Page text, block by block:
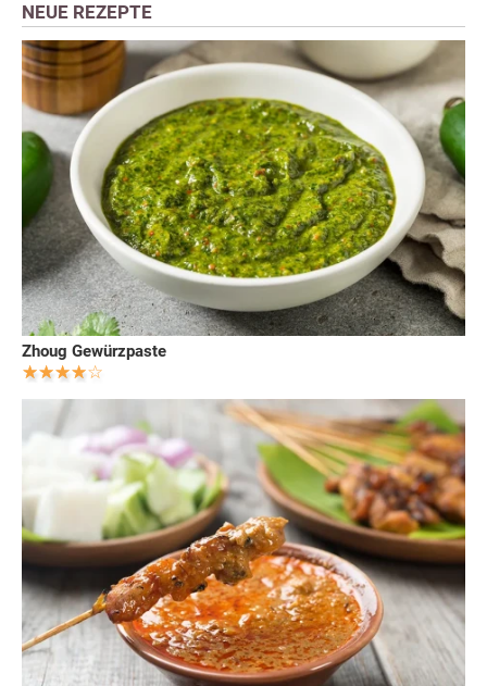
NEUE REZEPTE
Zhoug Gewürzpaste